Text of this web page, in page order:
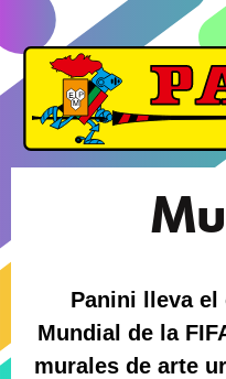
Panini lleva el
Mundial de la
murales de arte